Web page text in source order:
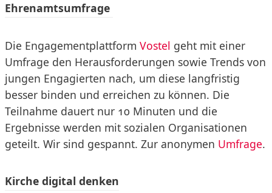
Ehrenamtsumfrage
Die Engagementplattform Vostel geht mit einer
Umfrage den Herausforderungen sowie Trends von
jungen Engagierten nach, um diese langfristig
besser binden und erreichen zu können. Die
Teilnahme dauert nur 10 Minuten und die
Ergebnisse werden mit sozialen Organisationen
geteilt. Wir sind gespannt. Zur anonymen Umfrage.
Kirche digital denken